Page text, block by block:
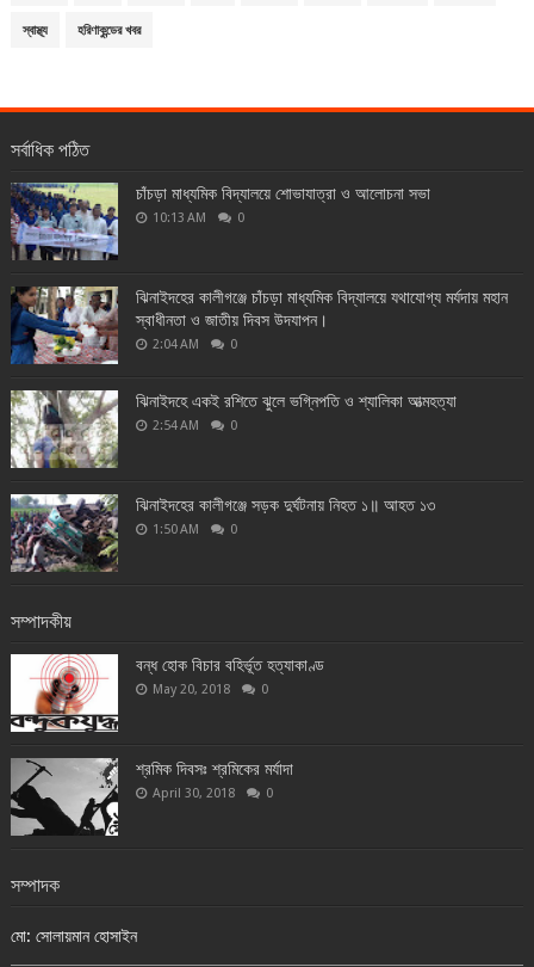
স্বাস্থ্য হরিণাকুন্ডের খবর
সর্বাধিক পঠিত
চাঁচড়া মাধ্যমিক বিদ্যালয়ে শোভাযাত্রা ও আলোচনা সভা
10:13 AM 0
ঝিনাইদহের কালীগঞ্জে চাঁচড়া মাধ্যমিক বিদ্যালয়ে যথাযোগ্য মর্যদায় মহান
স্বাধীনতা ও জাতীয় দিবস উদযাপন।
2:04 AM 0
ঝিনাইদহে একই রশিতে ঝুলে ভগ্নিপতি ও শ্যালিকা আত্মহত্যা
2:54 AM 0
ঝিনাইদহের কালীগঞ্জে সড়ক দুর্ঘটনায় নিহত ১॥ আহত ১৩
1:50 AM 0
সম্পাদকীয়
বন্ধ হোক বিচার বহির্ভূত হত্যাকাণ্ড
May 20, 2018 0
শ্রমিক দিবসঃ শ্রমিকের মর্যাদা
April 30, 2018 0
সম্পাদক
মো: সোলায়মান হোসাইন